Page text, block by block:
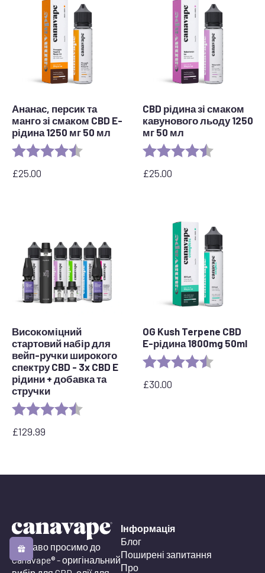
Ананас, персик та
манго зі смаком CBD E-
рідина 1250 мг 50 мл
Рейтинг: 4.7 out of 5 stars
£25.00
CBD рідина зі смаком
кавунового льоду 1250
мг 50 мл
Рейтинг: 4.7 out of 5
£25.00
Високоміцний
стартовий набір для
вейп-ручки широкого
спектру CBD - 3x CBD E
рідини + добавка та
стручки
Рейтинг:
£129.99
OG Kush Terpene CBD
E-рідина 1800mg 50ml
Рейтинг: 4.6 з 5 зірок
£30.00
Ласкаво просимо до
Canavape® - оригінальний
Інформація
Блог
Поширені запитання
Про